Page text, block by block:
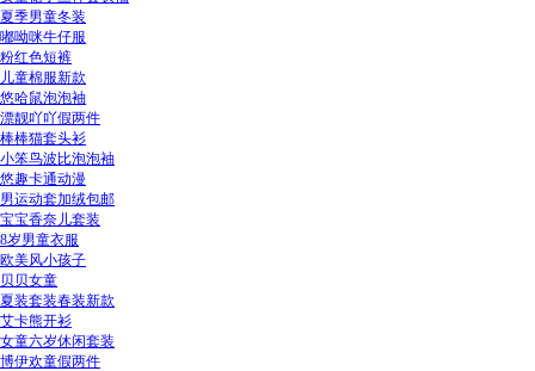
夏季男童冬装
嘟呦咪牛仔服
粉红色短裤
儿童棉服新款
悠哈鼠泡泡袖
漂靓吖吖假两件
棒棒猫套头衫
小笨鸟波比泡泡袖
悠趣卡通动漫
男运动套加绒包邮
宝宝香奈儿套装
8岁男童衣服
欧美风小孩子
贝贝女童
夏装套装春装新款
艾卡熊开衫
女童六岁休闲套装
博伊欢童假两件